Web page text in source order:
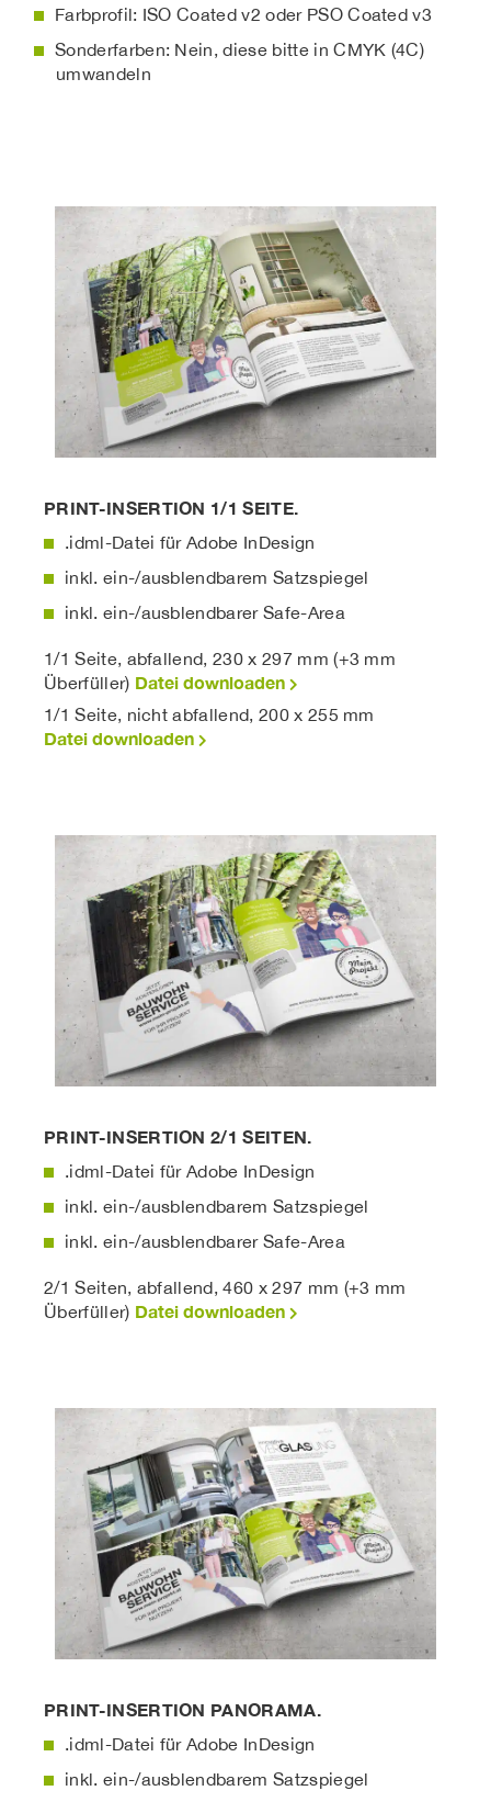
Farbprofil: ISO Coated v2 oder PSO Coated v3
Sonderfarben: Nein, diese bitte in CMYK (4C)
umwandeln
PRINT-INSERTION 1/1 SEITE.
.idml-Datei für Adobe InDesign
inkl. ein-/ausblendbarem Satzspiegel
inkl. ein-/ausblendbarer Safe-Area
1/1 Seite, abfallend, 230 x 297 mm (+3 mm
Überfüller) Datei downloaden
1/1 Seite, nicht abfallend, 200 x 255 mm
Datei downloaden
PRINT-INSERTION 2/1 SEITEN.
.idml-Datei für Adobe InDesign
inkl. ein-/ausblendbarem Satzspiegel
inkl. ein-/ausblendbarer Safe-Area
2/1 Seiten, abfallend, 460 x 297 mm (+3 mm
Überfüller) Datei downloaden
PRINT-INSERTION PANORAMA.
.idml-Datei für Adobe InDesign
inkl. ein-/ausblendbarem Satzspiegel